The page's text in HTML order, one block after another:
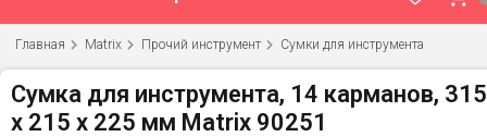
Главная Matrix Прочий инструмент Сумки для инструмента
Сумка для инструмента, 14 карманов, 315
х 215 х 225 мм Matrix 90251